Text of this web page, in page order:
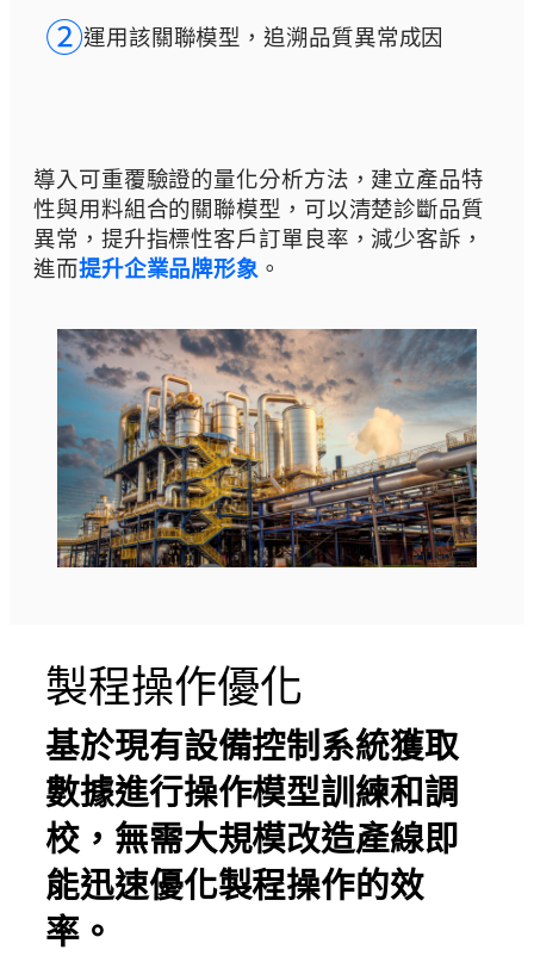
➁運用該關聯模型，追溯品質異常成因
導入可重覆驗證的量化分析方法，建立產品特
性與用料組合的關聯模型，可以清楚診斷品質
異常，提升指標性客戶訂單良率，減少客訴，
進而提升企業品牌形象 。
製程操作優化
基於現有設備控制系統獲取
數據進行操作模型訓練和調
校，無需大規模改造產線即
能迅速優化製程操作的效
率。